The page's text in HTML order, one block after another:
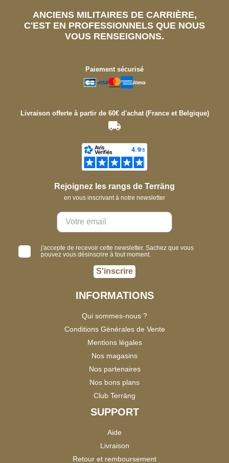
ANCIENS MILITAIRES DE CARRIÈRE,
C'EST EN PROFESSIONNELS QUE NOUS
VOUS RENSEIGNONS.
Paiement sécurisé
Livraison offerte à partir de 60€ d'achat (France et Belgique)
Rejoignez les rangs de Terräng
en vous inscrivant à notre newsletter
j'accepte de recevoir cette newsletter. Sachez que vous
pouvez vous désinscrire à tout moment.
S'inscrire
INFORMATIONS
Qui sommes-nous ?
Conditions Générales de Vente
Mentions légales
Nos magasins
Nos partenaires
Nos bons plans
Club Terräng
SUPPORT
Aide
Livraison
Retour et remboursement